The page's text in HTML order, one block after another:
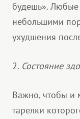
будешь». Любые
небольшими
ухудшения
2. Состояние
Важно, чтобы и
тарелки